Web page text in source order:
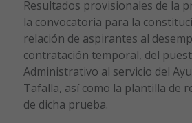
Resultados provisionales de la
la convocatoria para la
relación de aspirantes al
contratación temporal, del
Administrativo al servicio del
Tafalla, así como la plantilla de
de dicha prueba.